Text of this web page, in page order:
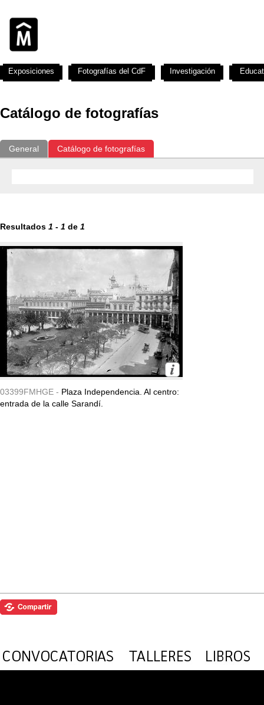
Catálogo de fotografías
General Catálogo de fotografías
Resultados 1 - 1 de 1
03399FMHGE - Plaza Independencia. Al centro:
entrada de la calle Sarandí.
Exposiciones Fotografías del CdF Investigación